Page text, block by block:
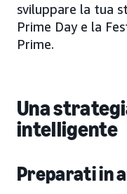
sviluppare la tua
Prime Day e la
Prime.
Una
intelligente
Preparati in